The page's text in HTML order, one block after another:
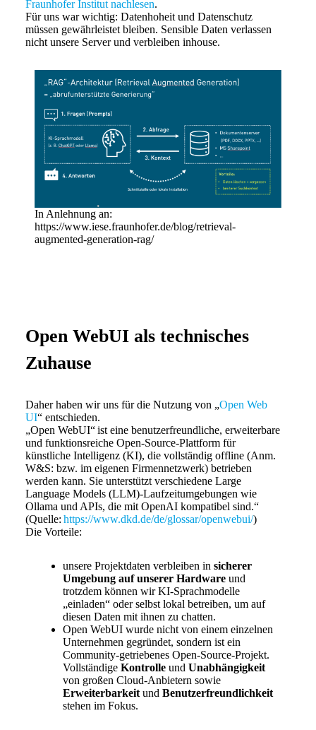
Fraunhofer Institut nachlesen.
Für uns war wichtig: Datenhoheit und Datenschutz
müssen gewährleistet bleiben. Sensible Daten verlassen
nicht unsere Server und verbleiben inhouse.
In Anlehnung an:
https://www.iese.fraunhofer.de/blog/retrieval-
augmented-generation-rag/
Open WebUI als technisches
Zuhause
Daher haben wir uns für die Nutzung von „Open Web
UI“ entschieden.
„Open WebUI“ ist eine benutzerfreundliche, erweiterbare
und funktionsreiche Open-Source-Plattform für
künstliche Intelligenz (KI), die vollständig offline (Anm.
W&S: bzw. im eigenen Firmennetzwerk) betrieben
werden kann. Sie unterstützt verschiedene Large
Language Models (LLM)-Laufzeitumgebungen wie
Ollama und APIs, die mit OpenAI kompatibel sind.“
(Quelle: https://www.dkd.de/de/glossar/openwebui/)
Die Vorteile:
unsere Projektdaten verbleiben insicherer
Umgebung auf unserer Hardware und
trotzdem können wir KI-Sprachmodelle
„einladen“ oder selbst lokal betreiben, um auf
diesen Daten mit ihnen zu chatten.
Open WebUI wurde nicht von einem einzelnen
Unternehmen gegründet, sondern ist ein
Community-getriebenes Open-Source-Projekt.
VollständigeKontrolle undUnabhängigkeit
von großen Cloud-Anbietern sowie
Erweiterbarkeit undBenutzerfreundlichkeit
stehen im Fokus.